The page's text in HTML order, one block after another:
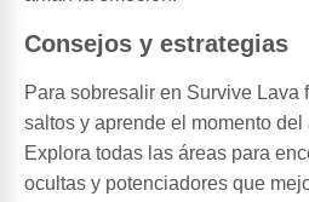
Consejos y estrategias
Para sobresalir en Survive Lava
saltos y aprende el momento
Explora todas las áreas para
ocultas y potenciadores que